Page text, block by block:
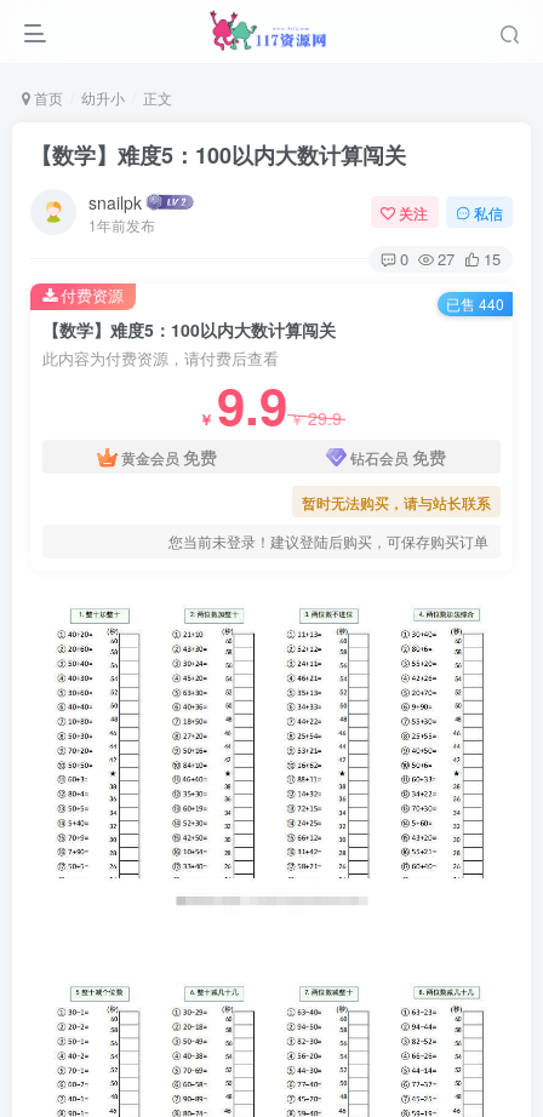
首页 幼升小 正文
【数学】难度5：100以内大数计算闯关
snailpk
1年前发布
关注 私信
0 27 15
【数学】难度5：100以内大数计算闯关
此内容为付费资源，请付费后查看
￥ 9.9￥29.9
黄金会员 免费 钻石会员 免费
暂时无法购买，请与站长联系
您当前未登录！建议登陆后购买，可保存购买订单
付费资源 已售 440